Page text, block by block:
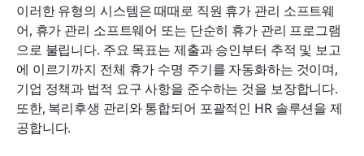
이러한 유형의 시스템은 때때로 직원 휴가 관리 소프트웨
어, 휴가 관리 소프트웨어 또는 단순히 휴가 관리 프로그램
으로 불립니다. 주요 목표는 제출과 승인부터 추적 및 보고
에 이르기까지 전체 휴가 수명 주기를 자동화하는 것이며,
기업 정책과 법적 요구 사항을 준수하는 것을 보장합니다.
또한, 복리후생 관리와 통합되어 포괄적인 HR 솔루션을 제
공합니다.